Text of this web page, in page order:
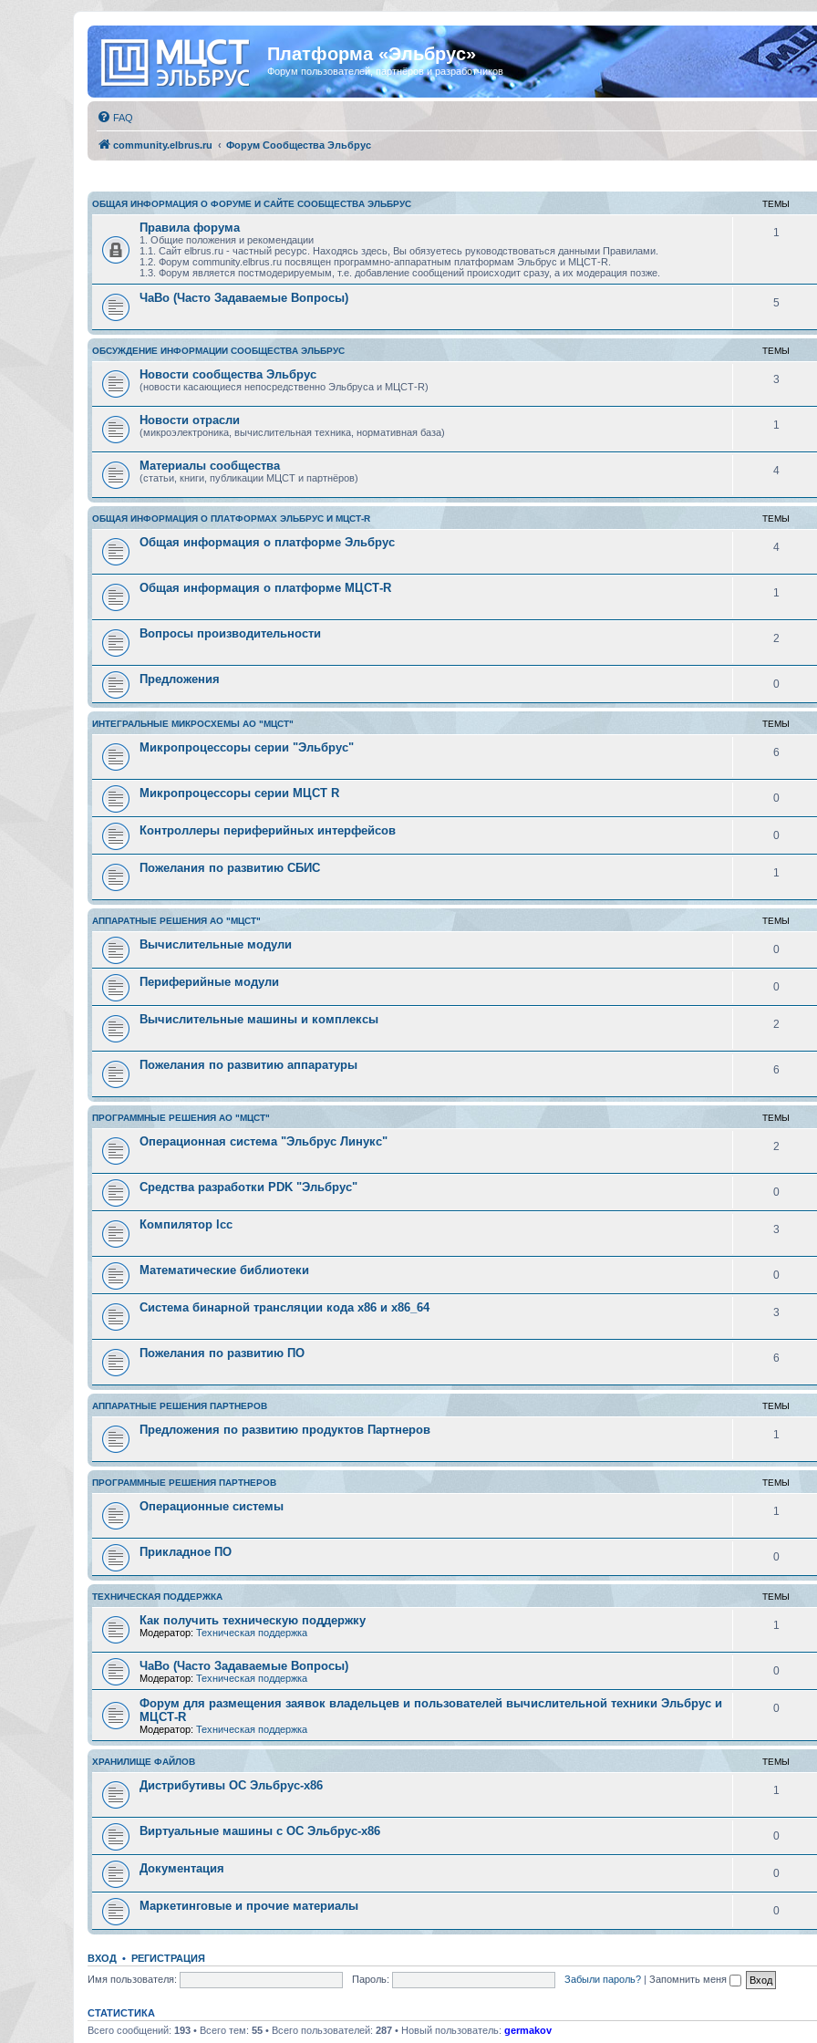
Платформа «Эльбрус»
Форум пользователей, партнёров и разработчиков
FAQ
community.elbrus.ru Форум Сообщества Эльбрус
ОБЩАЯ ИНФОРМАЦИЯ О ФОРУМЕ И САЙТЕ СООБЩЕСТВА ЭЛЬБРУС ТЕМЫ
Правила форума
1. Общие положения и рекомендации
1.1. Сайт elbrus.ru - частный ресурс. Находясь здесь, Вы обязуетесь руководствоваться данными Правилами.
1.2. Форум community.elbrus.ru посвящен программно-аппаратным платформам Эльбрус и МЦСТ-R.
1.3. Форум является постмодерируемым, т.е. добавление сообщений происходит сразу, а их модерация позже.
1
ЧаВо (Часто Задаваемые Вопросы) 5
ОБСУЖДЕНИЕ ИНФОРМАЦИИ СООБЩЕСТВА ЭЛЬБРУС ТЕМЫ
Новости сообщества Эльбрус
(новости касающиеся непосредственно Эльбруса и МЦСТ-R)
3
Новости отрасли
(микроэлектроника, вычислительная техника, нормативная база)
1
Материалы сообщества
(статьи, книги, публикации МЦСТ и партнёров)
4
ОБЩАЯ ИНФОРМАЦИЯ О ПЛАТФОРМАХ ЭЛЬБРУС И МЦСТ-R ТЕМЫ
Общая информация о платформе Эльбрус 4
Общая информация о платформе МЦСТ-R 1
Вопросы производительности 2
Предложения 0
ИНТЕГРАЛЬНЫЕ МИКРОСХЕМЫ АО "МЦСТ" ТЕМЫ
Микропроцессоры серии "Эльбрус" 6
Микропроцессоры серии МЦСТ R 0
Контроллеры периферийных интерфейсов 0
Пожелания по развитию СБИС 1
АППАРАТНЫЕ РЕШЕНИЯ АО "МЦСТ" ТЕМЫ
Вычислительные модули 0
Периферийные модули 0
Вычислительные машины и комплексы 2
Пожелания по развитию аппаратуры 6
ПРОГРАММНЫЕ РЕШЕНИЯ АО "МЦСТ" ТЕМЫ
Операционная система "Эльбрус Линукс" 2
Средства разработки PDK "Эльбрус" 0
Компилятор lcc 3
Математические библиотеки 0
Система бинарной трансляции кода х86 и х86_64 3
Пожелания по развитию ПО 6
АППАРАТНЫЕ РЕШЕНИЯ ПАРТНЕРОВ ТЕМЫ
Предложения по развитию продуктов Партнеров 1
ПРОГРАММНЫЕ РЕШЕНИЯ ПАРТНЕРОВ ТЕМЫ
Операционные системы 1
Прикладное ПО 0
ТЕХНИЧЕСКАЯ ПОДДЕРЖКА ТЕМЫ
Как получить техническую поддержку
Модератор: Техническая поддержка
1
ЧаВо (Часто Задаваемые Вопросы)
Модератор: Техническая поддержка
0
Форум для размещения заявок владельцев и пользователей вычислительной техники Эльбрус и
МЦСТ-R
Модератор: Техническая поддержка
0
ХРАНИЛИЩЕ ФАЙЛОВ ТЕМЫ
Дистрибутивы ОС Эльбрус-x86 1
Виртуальные машины с ОС Эльбрус-x86 0
Документация 0
Маркетинговые и прочие материалы 0
ВХОД • РЕГИСТРАЦИЯ
Имя пользователя:
Пароль: Забыли пароль? | Запомнить меня
СТАТИСТИКА
Всего сообщений: 193 • Всего тем: 55 • Всего пользователей: 287 • Новый пользователь: germakov